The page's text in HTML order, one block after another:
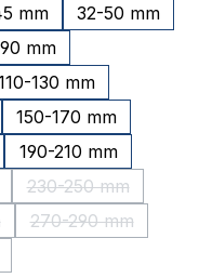
mm
32-50 mm
mm
130 mm
150-170 mm
190-210 mm
ist zurzeit nicht
230-250 mm
(Diese Option
verfügbar.)
ist zurzeit nicht
270-290 mm
(Diese Option
verfügbar.)
ist zurzeit nicht